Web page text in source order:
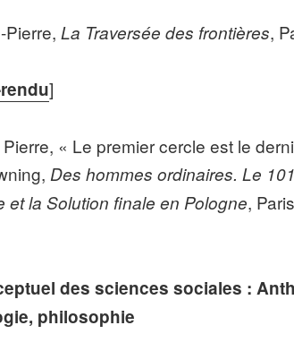
Pierre,La Traversée des frontières,
]
« Le premier cercle est le
Des hommes ordinaires. Le
etla Solution finale en Pologne,
des sciences sociales :
philosophie